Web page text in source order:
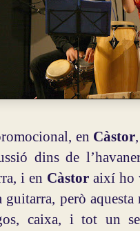
en Càstor
dins de
i en Càstor així ho
però
caixa, i tot un